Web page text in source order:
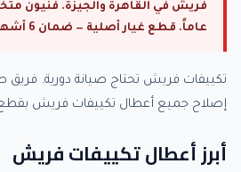
عاماً. قطع غيار أصلية — ضمان 6 أشهر.
تكييفات فريش تحتاج صيانة دورية.
إصلاح جميع أعطال تكييفات فريش بقطع
أبرز أعطال تكييفات فريش